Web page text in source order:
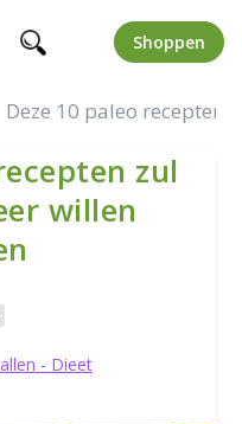
Shoppen
Deze 10 paleo recepten
zul
willen
- Dieet